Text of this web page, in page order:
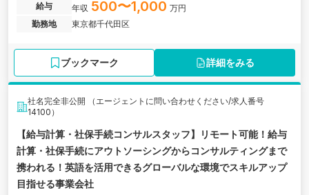
の良いコンサル会社の求人です。
給与 年収 500〜1,000 万円
勤務地
東京都千代田区
ブックマーク 詳細をみる
社名完全非公開 （エージェントに問い合わせください/求人番号
14100）
【給与計算・社保手続コンサルスタッフ】リモート可能！給与
計算・社保手続にアウトソーシングからコンサルティングまで
携われる！英語を活用できるグローバルな環境でスキルアップ
目指せる事業会社